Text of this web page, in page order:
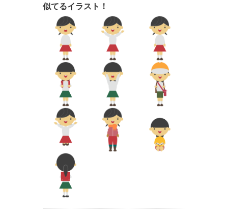
似てるイラスト！